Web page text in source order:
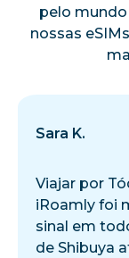
pelo
nossas
Sara K.
Viajar por
iRoamly foi
sinal em
de Shibuya